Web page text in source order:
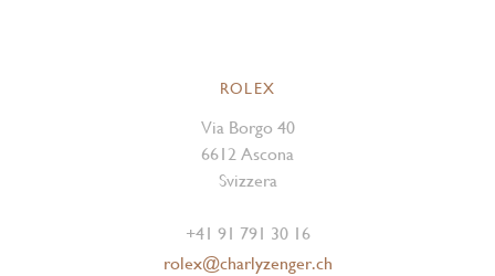
ROLEX
Via Borgo 40
6612 Ascona
Svizzera
+41 91 791 30 16
rolex@charlyzenger.ch